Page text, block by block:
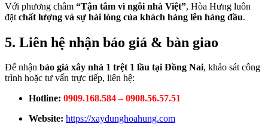
Với phương châm “Tận tâm vì ngôi nhà Việt”, Hòa Hưng luôn
đặt chất lượng và sự hài lòng của khách hàng lên hàng đầu.
5. Liên hệ nhận báo giá & bàn giao
Để nhận báo giá xây nhà 1 trệt 1 lầu tại Đồng Nai, khảo sát công
trình hoặc tư vấn trực tiếp, liên hệ:
Hotline: 0909.168.584 – 0908.56.57.51
Website: https://xaydunghoahung.com